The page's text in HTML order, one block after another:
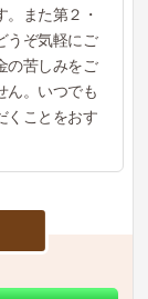
また第２・
うぞ気軽にご
の苦しみをご
ん。いつでも
くことをおす